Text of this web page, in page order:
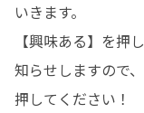
いきます。
【興味ある】を押
知らせしますので
押してください！